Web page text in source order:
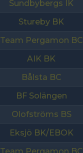
Sundbybergs IK
Stureby BK
Team Pergamon BC
AIK BK
Bålsta BC
BF Solängen
Olofströms BS
Eksjö BK/EBOK